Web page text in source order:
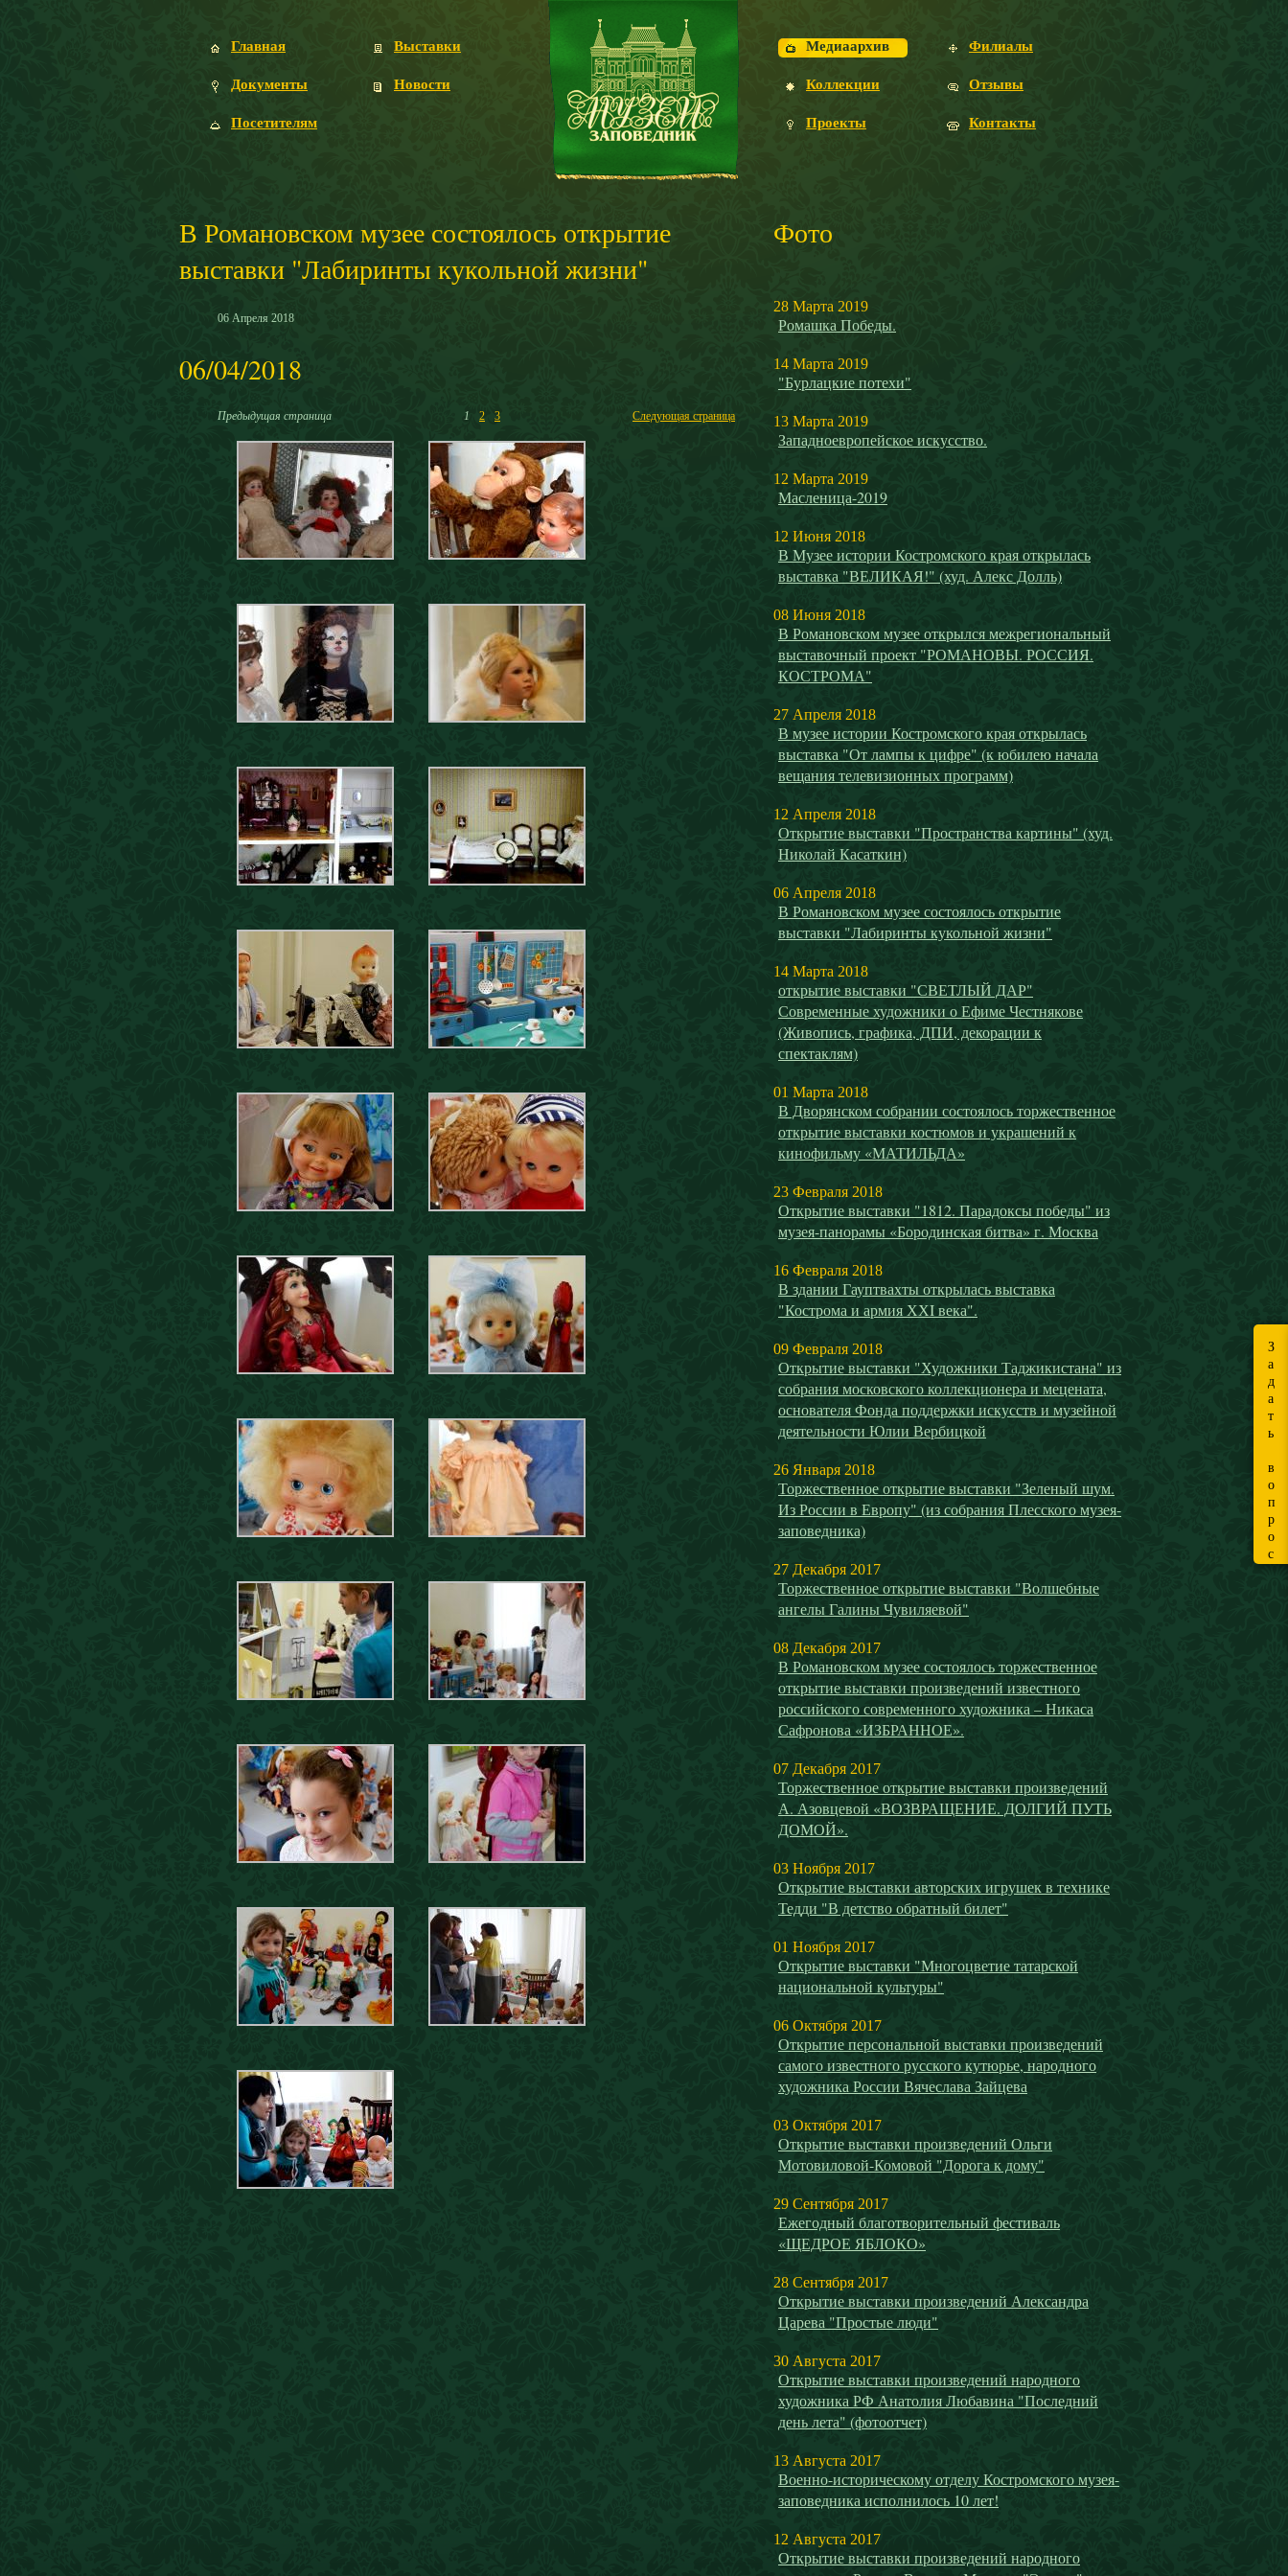
З
а
д
а
т
ь
в
о
п
р
о
с
Главная
Документы
Посетителям
Выставки
Новости
Медиаархив
Коллекции
Проекты
Филиалы
Отзывы
Контакты
В Романовском музее состоялось открытие
выставки "Лабиринты кукольной жизни"
06 Апреля 2018
06/04/2018
Предыдущая страница Следующая страница
1 2 3
Фото
28 Марта 2019
Ромашка Победы.
14 Марта 2019
"Бурлацкие потехи"
13 Марта 2019
Западноевропейское искусство.
12 Марта 2019
Масленица-2019
12 Июня 2018
В Музее истории Костромского края открылась
выставка "ВЕЛИКАЯ!" (худ. Алекс Долль)
08 Июня 2018
В Романовском музее открылся межрегиональный
выставочный проект "РОМАНОВЫ. РОССИЯ.
КОСТРОМА"
27 Апреля 2018
В музее истории Костромского края открылась
выставка "От лампы к цифре" (к юбилею начала
вещания телевизионных программ)
12 Апреля 2018
Открытие выставки "Пространства картины" (худ.
Николай Касаткин)
06 Апреля 2018
В Романовском музее состоялось открытие
выставки "Лабиринты кукольной жизни"
14 Марта 2018
открытие выставки "СВЕТЛЫЙ ДАР"
Современные художники о Ефиме Честнякове
(Живопись, графика, ДПИ, декорации к
спектаклям)
01 Марта 2018
В Дворянском собрании состоялось торжественное
открытие выставки костюмов и украшений к
кинофильму «МАТИЛЬДА»
23 Февраля 2018
Открытие выставки "1812. Парадоксы победы" из
музея-панорамы «Бородинская битва» г. Москва
16 Февраля 2018
В здании Гауптвахты открылась выставка
"Кострома и армия ХХI века".
09 Февраля 2018
Открытие выставки "Художники Таджикистана" из
собрания московского коллекционера и мецената,
основателя Фонда поддержки искусств и музейной
деятельности Юлии Вербицкой
26 Января 2018
Торжественное открытие выставки "Зеленый шум.
Из России в Европу" (из собрания Плесского музея-
заповедника)
27 Декабря 2017
Торжественное открытие выставки "Волшебные
ангелы Галины Чувиляевой"
08 Декабря 2017
В Романовском музее состоялось торжественное
открытие выставки произведений известного
российского современного художника – Никаса
Сафронова «ИЗБРАННОЕ».
07 Декабря 2017
Торжественное открытие выставки произведений
А. Азовцевой «ВОЗВРАЩЕНИЕ. ДОЛГИЙ ПУТЬ
ДОМОЙ».
03 Ноября 2017
Открытие выставки авторских игрушек в технике
Тедди "В детство обратный билет"
01 Ноября 2017
Открытие выставки "Многоцветие татарской
национальной культуры"
06 Октября 2017
Открытие персональной выставки произведений
самого известного русского кутюрье, народного
художника России Вячеслава Зайцева
03 Октября 2017
Открытие выставки произведений Ольги
Мотовиловой-Комовой "Дорога к дому"
29 Сентября 2017
Ежегодный благотворительный фестиваль
«ЩЕДРОЕ ЯБЛОКО»
28 Сентября 2017
Открытие выставки произведений Александра
Царева "Простые люди"
30 Августа 2017
Открытие выставки произведений народного
художника РФ Анатолия Любавина "Последний
день лета" (фотоотчет)
13 Августа 2017
Военно-историческому отделу Костромского музея-
заповедника исполнилось 10 лет!
12 Августа 2017
Открытие выставки произведений народного